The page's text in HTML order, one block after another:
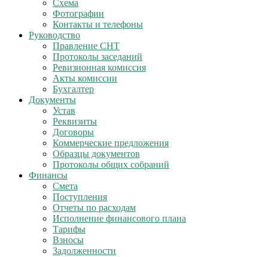
Схема
Фотографии
Контакты и телефоны
Руководство
Правление СНТ
Протоколы заседаний
Ревизионная комиссия
Акты комиссии
Бухгалтер
Документы
Устав
Реквизиты
Договоры
Коммерческие предложения
Образцы документов
Протоколы общих собраний
Финансы
Смета
Поступления
Отчеты по расходам
Исполнение финансового плана
Тарифы
Взносы
Задолженности